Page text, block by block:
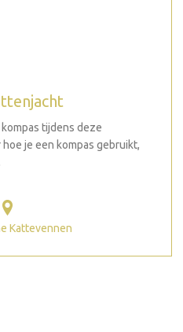
tijdens deze
je een kompas gebruikt,
Kattevennen